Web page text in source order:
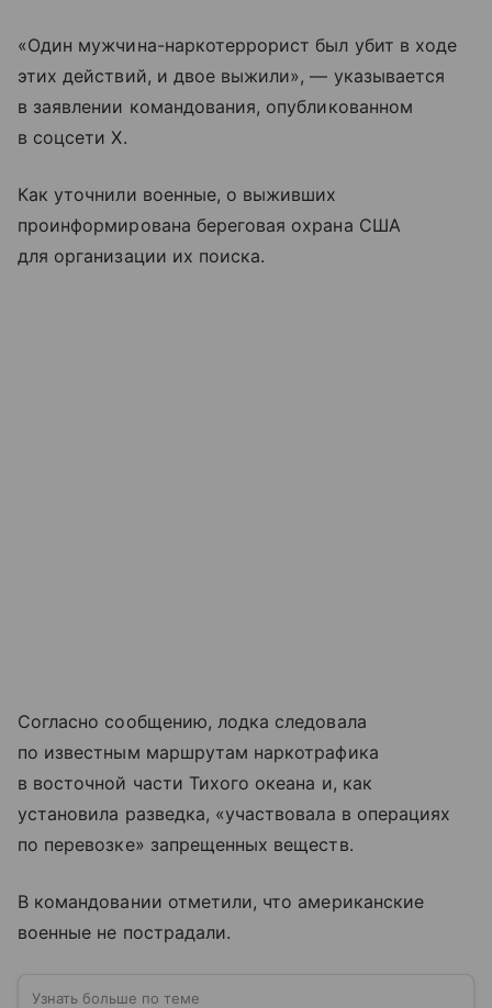
«Один мужчина-наркотеррорист был убит в ходе
этих действий, и двое выжили», — указывается
в заявлении командования, опубликованном
в соцсети X.
Как уточнили военные, о выживших
проинформирована береговая охрана США
для организации их поиска.
Согласно сообщению, лодка следовала
по известным маршрутам наркотрафика
в восточной части Тихого океана и, как
установила разведка, «участвовала в операциях
по перевозке» запрещенных веществ.
В командовании отметили, что американские
военные не пострадали.
Узнать больше по теме